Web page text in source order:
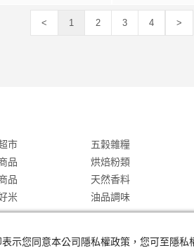
★彈性出眾冷熱皆
< 1 2 3 4 >
市
品
品
米
五穀雜糧
烘焙粉類
天然香料
油品調味
示您同意本公司隱私權政策，您可至隱私